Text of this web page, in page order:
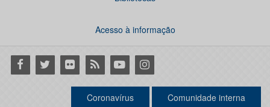
Acesso à informação
Facebook
Twitter Flickr RSS YoutubeInstagram
Coronavírus Comunidade interna